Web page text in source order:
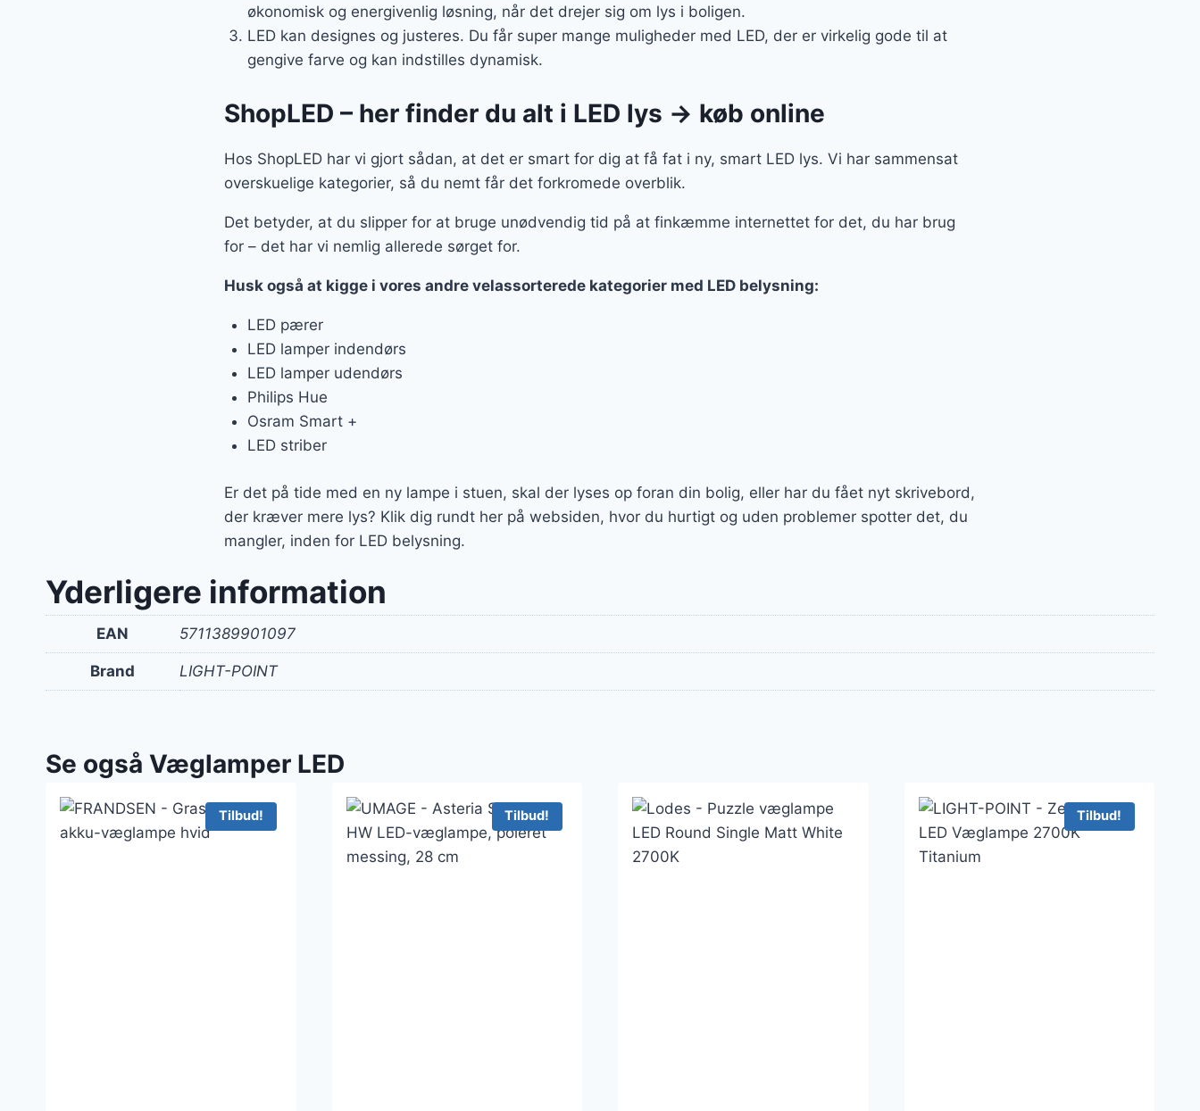
økonomisk og energivenlig løsning, når det drejer sig om lys i boligen.
LED kan designes og justeres. Du får super mange muligheder med LED, der er virkelig gode til at
gengive farve og kan indstilles dynamisk.
ShopLED – her finder du alt i LED lys → køb online
Hos ShopLED har vi gjort sådan, at det er smart for dig at få fat i ny, smart LED lys. Vi har sammensat
overskuelige kategorier, så du nemt får det forkromede overblik.
Det betyder, at du slipper for at bruge unødvendig tid på at finkæmme internettet for det, du har brug
for – det har vi nemlig allerede sørget for.
Husk også at kigge i vores andre velassorterede kategorier med LED belysning:
LED pærer
LED lamper indendørs
LED lamper udendørs
Philips Hue
Osram Smart +
LED striber
Er det på tide med en ny lampe i stuen, skal der lyses op foran din bolig, eller har du fået nyt skrivebord,
der kræver mere lys? Klik dig rundt her på websiden, hvor du hurtigt og uden problemer spotter det, du
mangler, inden for LED belysning.
Yderligere information
EAN 5711389901097
Brand LIGHT-POINT
Se også Væglamper LED
Tilbud! Tilbud! Tilbud!